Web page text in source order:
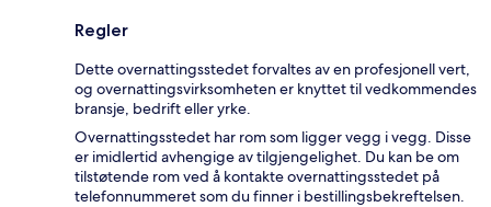
Regler
Dette overnattingsstedet forvaltes av en profesjonell vert,
og overnattingsvirksomheten er knyttet til vedkommendes
bransje, bedrift eller yrke.
Overnattingsstedet har rom som ligger vegg i vegg. Disse
er imidlertid avhengige av tilgjengelighet. Du kan be om
tilstøtende rom ved å kontakte overnattingsstedet på
telefonnummeret som du finner i bestillingsbekreftelsen.